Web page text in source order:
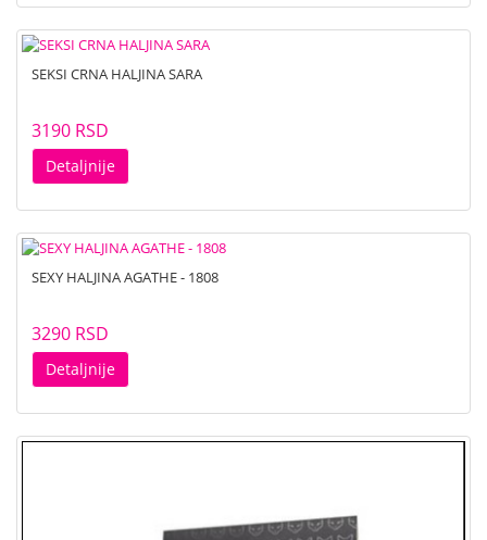
SEKSI CRNA HALJINA SARA
3190 RSD
Detaljnije
SEXY HALJINA AGATHE - 1808
3290 RSD
Detaljnije